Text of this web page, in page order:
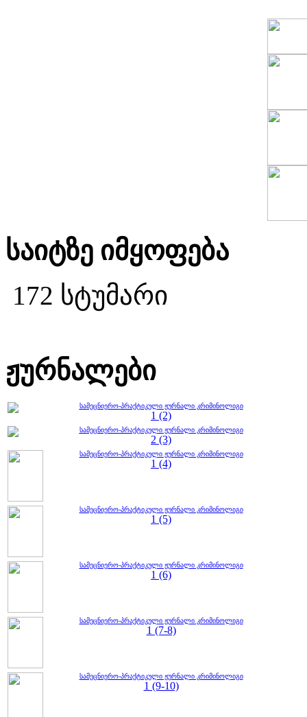
საიტზე იმყოფება
172 სტუმარი
ჟურნალები
სამეცნიერო-პრაქტიკული ჟურნალი კრიმინოლიგი
1 (2)
სამეცნიერო-პრაქტიკული ჟურნალი კრიმინოლიგი
2 (3)
სამეცნიერო-პრაქტიკული ჟურნალი კრიმინოლიგი
1 (4)
სამეცნიერო-პრაქტიკული ჟურნალი კრიმინოლიგი
1 (5)
სამეცნიერო-პრაქტიკული ჟურნალი კრიმინოლიგი
1 (6)
სამეცნიერო-პრაქტიკული ჟურნალი კრიმინოლიგი
1 (7-8)
სამეცნიერო-პრაქტიკული ჟურნალი კრიმინოლიგი
1 (9-10)